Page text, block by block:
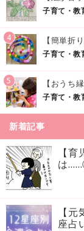
子育て・教
4
子育て・教
5
子育て・教
新着記事
【
は
【
座占